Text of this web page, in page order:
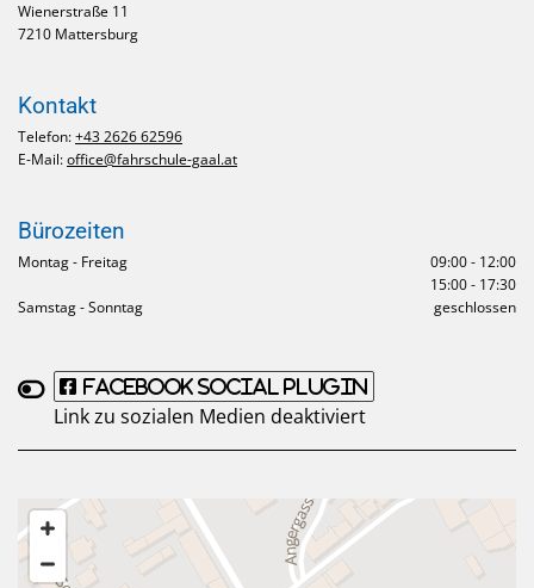
Wienerstraße 11
7210 Mattersburg
Kontakt
Telefon:+43 2626 62596
E-Mail:office@fahrschule-gaal.at
Bürozeiten
Montag - Freitag
09:00 - 12:00
15:00 - 17:30
Samstag - Sonntag
geschlossen
Facebook Social Plugin